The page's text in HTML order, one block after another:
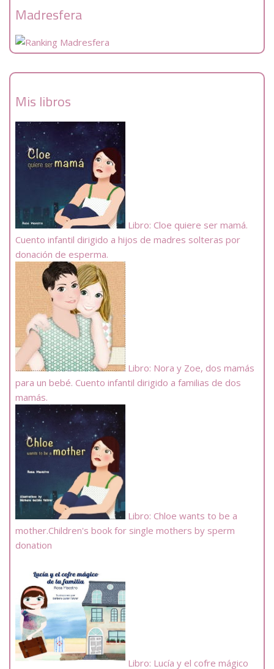
Madresfera
Mis libros
Libro: Cloe quiere ser mamá.
Cuento infantil dirigido a hijos de madres solteras por
donación de esperma.
Libro: Nora y Zoe, dos mamás
para un bebé. Cuento infantil dirigido a familias de dos
mamás.
Libro: Chloe wants to be a
mother.Children's book for single mothers by sperm
donation
Libro: Lucía y el cofre mágico